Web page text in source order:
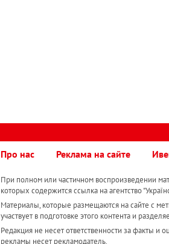
Про нас Реклама на сайте
При полном или частичном воспроизведении
которых содержится ссылка на агентство
Материалы, которые размещаются на сайте с
участвует в подготовке этого контента и
Редакция не несет ответственности за факты и
рекламы несет рекламодатель.